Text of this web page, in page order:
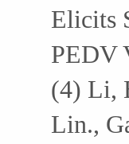
Elicits
PEDV
(4) Li,
Lin.,